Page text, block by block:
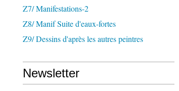
Z7/ Manifestations-2
Z8/ Manif Suite d'eaux-fortes
Z9/ Dessins d'après les autres peintres
Newsletter